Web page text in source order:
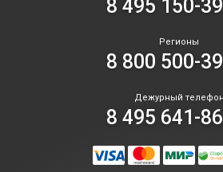
8 495 150-
Регионы
8 800 500-
Дежурный телефон
8 495 641-